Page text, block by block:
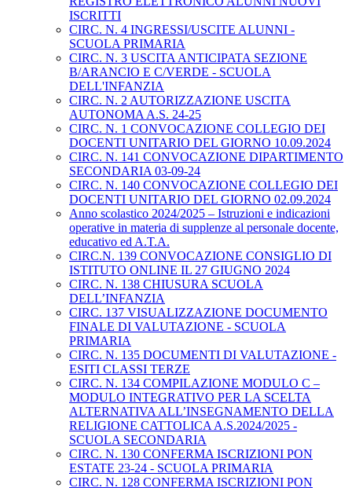
ISCRITTI
CIRC. N. 4 INGRESSI/USCITE ALUNNI -
SCUOLA PRIMARIA
CIRC. N. 3 USCITA ANTICIPATA SEZIONE
B/ARANCIO E C/VERDE - SCUOLA
DELL'INFANZIA
CIRC. N. 2 AUTORIZZAZIONE USCITA
AUTONOMA A.S. 24-25
CIRC. N. 1 CONVOCAZIONE COLLEGIO DEI
DOCENTI UNITARIO DEL GIORNO 10.09.2024
CIRC. N. 141 CONVOCAZIONE DIPARTIMENTO
SECONDARIA 03-09-24
CIRC. N. 140 CONVOCAZIONE COLLEGIO DEI
DOCENTI UNITARIO DEL GIORNO 02.09.2024
Anno scolastico 2024/2025 – Istruzioni e indicazioni
operative in materia di supplenze al personale docente,
educativo ed A.T.A.
CIRC.N. 139 CONVOCAZIONE CONSIGLIO DI
ISTITUTO ONLINE IL 27 GIUGNO 2024
CIRC. N. 138 CHIUSURA SCUOLA
DELL’INFANZIA
CIRC. 137 VISUALIZZAZIONE DOCUMENTO
FINALE DI VALUTAZIONE - SCUOLA
PRIMARIA
CIRC. N. 135 DOCUMENTI DI VALUTAZIONE -
ESITI CLASSI TERZE
CIRC. N. 134 COMPILAZIONE MODULO C –
MODULO INTEGRATIVO PER LA SCELTA
ALTERNATIVA ALL’INSEGNAMENTO DELLA
RELIGIONE CATTOLICA A.S.2024/2025 -
SCUOLA SECONDARIA
CIRC. N. 130 CONFERMA ISCRIZIONI PON
ESTATE 23-24 - SCUOLA PRIMARIA
CIRC. N. 128 CONFERMA ISCRIZIONI PON